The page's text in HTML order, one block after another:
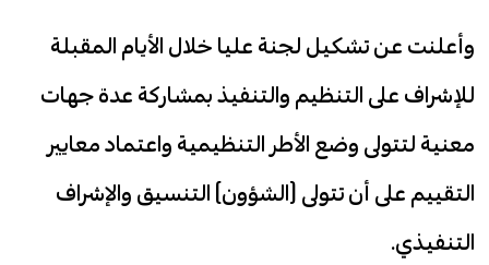
وأعلنت عن تشكيل لجنة عليا خلال الأيام المقبلة
للإشراف على التنظيم والتنفيذ بمشاركة عدة جهات
معنية لتتولى وضع الأطر التنظيمية واعتماد معايير
التقييم على أن تتولى (الشؤون) التنسيق والإشراف
التنفيذي.